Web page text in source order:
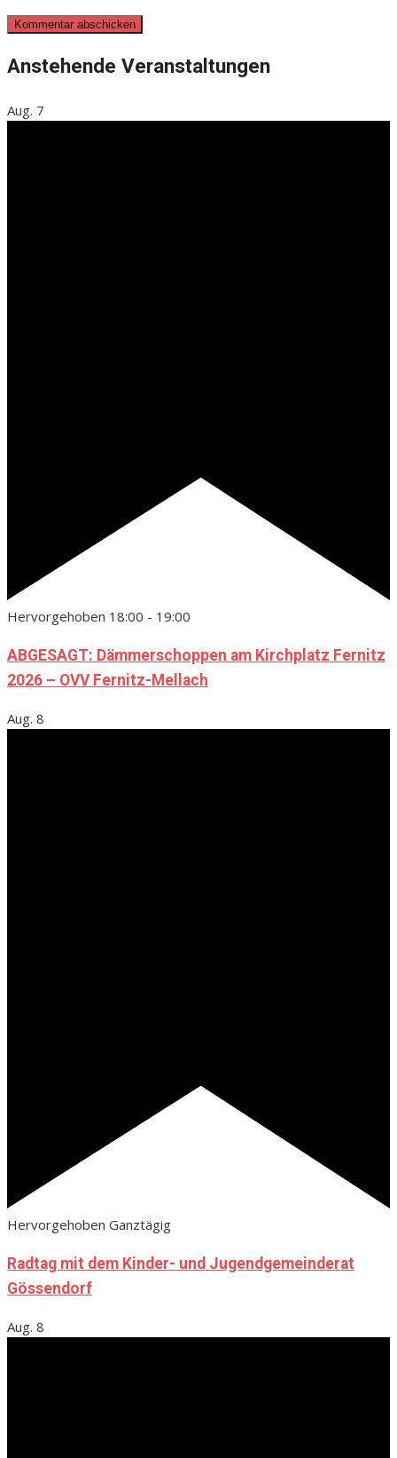
Anstehende Veranstaltungen
Aug. 7
Hervorgehoben 18:00 - 19:00
ABGESAGT: Dämmerschoppen am Kirchplatz Fernitz
2026 – OVV Fernitz-Mellach
Aug. 8
Hervorgehoben Ganztägig
Radtag mit dem Kinder- und Jugendgemeinderat
Gössendorf
Aug. 8